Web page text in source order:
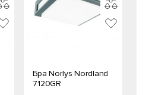
Бра Norlys Nordland
7120GR